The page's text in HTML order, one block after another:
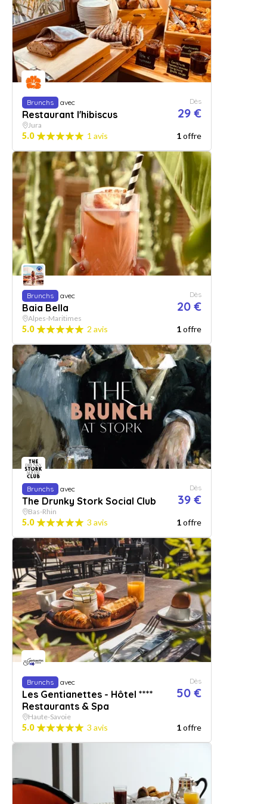
Brunchs avec
Restaurant l'hibiscus
Dès
29 €
Jura
5.0 1 avis 1offre
Brunchs avec
Baia Bella
Dès
20 €
Alpes-Maritimes
5.0 2 avis 1offre
Brunchs avec
The Drunky Stork Social Club
Dès
39 €
Bas-Rhin
5.0 3 avis 1offre
Brunchs avec
Les Gentianettes - Hôtel ****
Restaurants & Spa
Dès
50 €
Haute-Savoie
5.0 3 avis 1offre